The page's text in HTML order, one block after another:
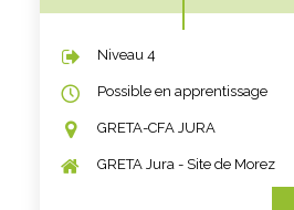
Niveau 4
Possible en apprentissage
GRETA-CFA JURA
GRETA Jura - Site de Morez